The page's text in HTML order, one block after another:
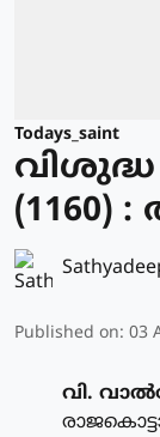
Todays_saint
(1160)
Published on: 03
വി.